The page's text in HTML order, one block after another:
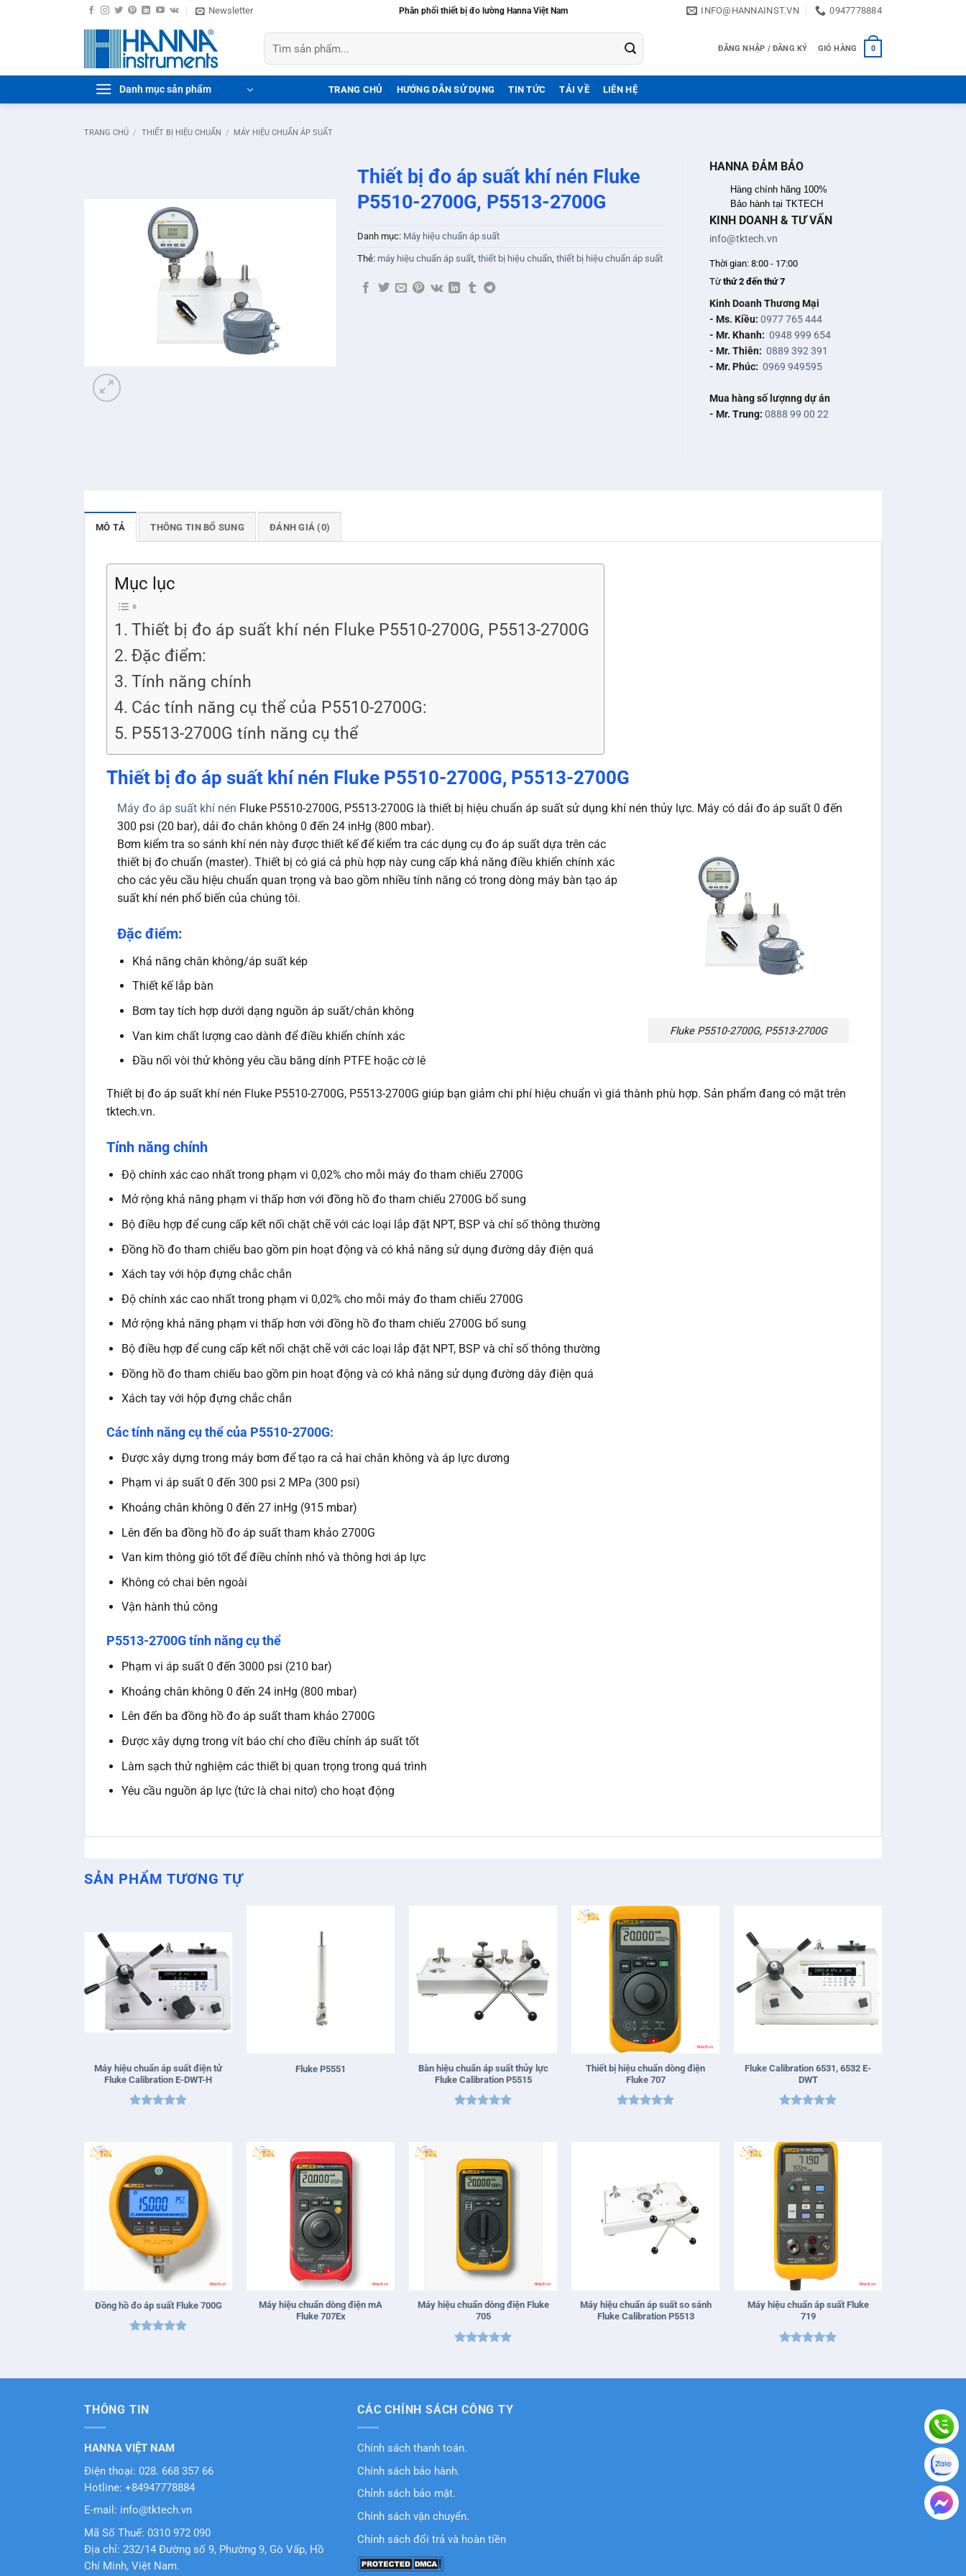
Newsletter Phân phối thiết bị đo lường Hanna Việt Nam INFO@HANNAINST.VN 0947778884
Tìm
kiếm:
ĐĂNG NHẬP / ĐĂNG KÝ GIỎ HÀNG 0
Danh mục sản phẩm TRANG CHỦ HƯỚNG DẪN SỬ DỤNG TIN TỨC TẢI VỀ LIÊN HỆ
TRANG CHỦ / THIẾT BỊ HIỆU CHUẨN / MÁY HIỆU CHUẨN ÁP SUẤT
Thiết bị đo áp suất khí nén Fluke
P5510-2700G, P5513-2700G
Danh mục: Máy hiệu chuẩn áp suất
Thẻ: máy hiệu chuẩn áp suất thiết bị hiệu chuẩn thiết bị hiệu chuẩn áp suất
HANNA ĐẢM BẢO
Hàng chính hãng 100%
Bảo hành tại TKTECH
KINH DOANH & TƯ VẤN
info@tktech.vn
Thời gian: 8:00 - 17:00
Từthứ 2 đến thứ 7
Kinh Doanh Thương Mại
- Ms. Kiều: 0977 765 444
- Mr. Khanh: 0948 999 654
- Mr. Thiên: 0889 392 391
- Mr. Phúc: 0969 949595
Mua hàng số lượnng dự án
- Mr. Trung: 0888 99 00 22
MÔ TẢ THÔNG TIN BỔ SUNG ĐÁNH GIÁ (0)
Mục lục
Thiết bị đo áp suất khí nén Fluke P5510-2700G, P5513-2700G
Đặc điểm:
Tính năng chính
Các tính năng cụ thể của P5510-2700G:
P5513-2700G tính năng cụ thể
Thiết bị đo áp suất khí nén Fluke P5510-2700G, P5513-2700G
Máy đo áp suất khí nén Fluke P5510-2700G, P5513-2700G là thiết bị hiệu chuẩn áp suất sử dụng khí nén thủy lực. Máy có dải đo áp suất 0 đến
300 psi (20 bar), dải đo chân không 0 đến 24 inHg (800 mbar).
Fluke P5510-2700G, P5513-2700G
Bơm kiểm tra so sánh khí nén này được thiết kế để kiểm tra các dụng cụ đo áp suất dựa trên các
thiết bị đo chuẩn (master). Thiết bị có giá cả phù hợp này cung cấp khả năng điều khiển chính xác
cho các yêu cầu hiệu chuẩn quan trọng và bao gồm nhiều tính năng có trong dòng máy bàn tạo áp
suất khí nén phổ biến của chúng tôi.
Đặc điểm:
Khả năng chân không/áp suất kép
Thiết kế lắp bàn
Bơm tay tích hợp dưới dạng nguồn áp suất/chân không
Van kim chất lượng cao dành để điều khiển chính xác
Đầu nối vòi thử không yêu cầu băng dính PTFE hoặc cờ lê
Thiết bị đo áp suất khí nén Fluke P5510-2700G, P5513-2700G giúp bạn giảm chi phí hiệu chuẩn vì giá thành phù hợp. Sản phẩm đang có mặt trên
tktech.vn.
Tính năng chính
Độ chính xác cao nhất trong phạm vi 0,02% cho mỗi máy đo tham chiếu 2700G
Mở rộng khả năng phạm vi thấp hơn với đồng hồ đo tham chiếu 2700G bổ sung
Bộ điều hợp để cung cấp kết nối chặt chẽ với các loại lắp đặt NPT, BSP và chỉ số thông thường
Đồng hồ đo tham chiếu bao gồm pin hoạt động và có khả năng sử dụng đường dây điện quá
Xách tay với hộp đựng chắc chắn
Độ chính xác cao nhất trong phạm vi 0,02% cho mỗi máy đo tham chiếu 2700G
Mở rộng khả năng phạm vi thấp hơn với đồng hồ đo tham chiếu 2700G bổ sung
Bộ điều hợp để cung cấp kết nối chặt chẽ với các loại lắp đặt NPT, BSP và chỉ số thông thường
Đồng hồ đo tham chiếu bao gồm pin hoạt động và có khả năng sử dụng đường dây điện quá
Xách tay với hộp đựng chắc chắn
Các tính năng cụ thể của P5510-2700G:
Được xây dựng trong máy bơm để tạo ra cả hai chân không và áp lực dương
Phạm vi áp suất 0 đến 300 psi 2 MPa (300 psi)
Khoảng chân không 0 đến 27 inHg (915 mbar)
Lên đến ba đồng hồ đo áp suất tham khảo 2700G
Van kim thông gió tốt để điều chỉnh nhỏ và thông hơi áp lực
Không có chai bên ngoài
Vận hành thủ công
P5513-2700G tính năng cụ thể
Phạm vi áp suất 0 đến 3000 psi (210 bar)
Khoảng chân không 0 đến 24 inHg (800 mbar)
Lên đến ba đồng hồ đo áp suất tham khảo 2700G
Được xây dựng trong vít báo chí cho điều chỉnh áp suất tốt
Làm sạch thử nghiệm các thiết bị quan trọng trong quá trình
Yêu cầu nguồn áp lực (tức là chai nitơ) cho hoạt động
SẢN PHẨM TƯƠNG TỰ
Máy hiệu chuẩn áp suất điện tử
Fluke Calibration E-DWT-H
Fluke P5551
Bàn hiệu chuẩn áp suất thủy lực
Fluke Calibration P5515
Thiết bị hiệu chuẩn dòng điện
Fluke 707
Fluke Calibration 6531, 6532 E-
DWT
sao
Đồng hồ đo áp suất Fluke 700G
Máy hiệu chuẩn dòng điện mA
Fluke 707Ex
Máy hiệu chuẩn dòng điện Fluke
705
sao
Máy hiệu chuẩn áp suất so sánh
Fluke Calibration P5513
Máy hiệu chuẩn áp suất Fluke
719
sao
THÔNG TIN
HANNA VIỆT NAM
Điện thoại: 028. 668 357 66
Hotline: +84947778884
E-mail: info@tktech.vn
Mã Số Thuế: 0310 972 090
Địa chỉ: 232/14 Đường số 9, Phường 9, Gò Vấp, Hồ
Chí Minh, Việt Nam.
CÁC CHÍNH SÁCH CÔNG TY
Chính sách thanh toán.
Chính sách bảo hành.
Chỉnh sách bảo mật.
Chính sách vận chuyển.
Chính sách đổi trả và hoàn tiền